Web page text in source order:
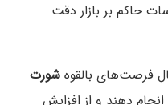
حاکم بر بازار دقت
فرصت‌های بالقوه شورت
دهند و از افزایش